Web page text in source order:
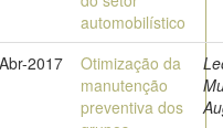
automobilístico
2017
Otimização da
manutenção
preventiva dos